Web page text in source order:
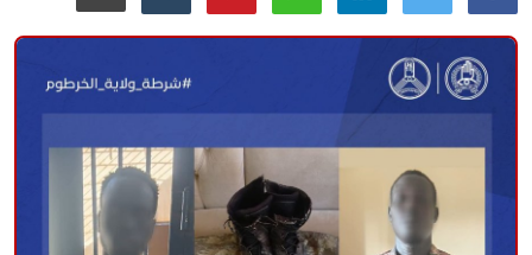
منوعات
حوادث وقضايا
عالمية